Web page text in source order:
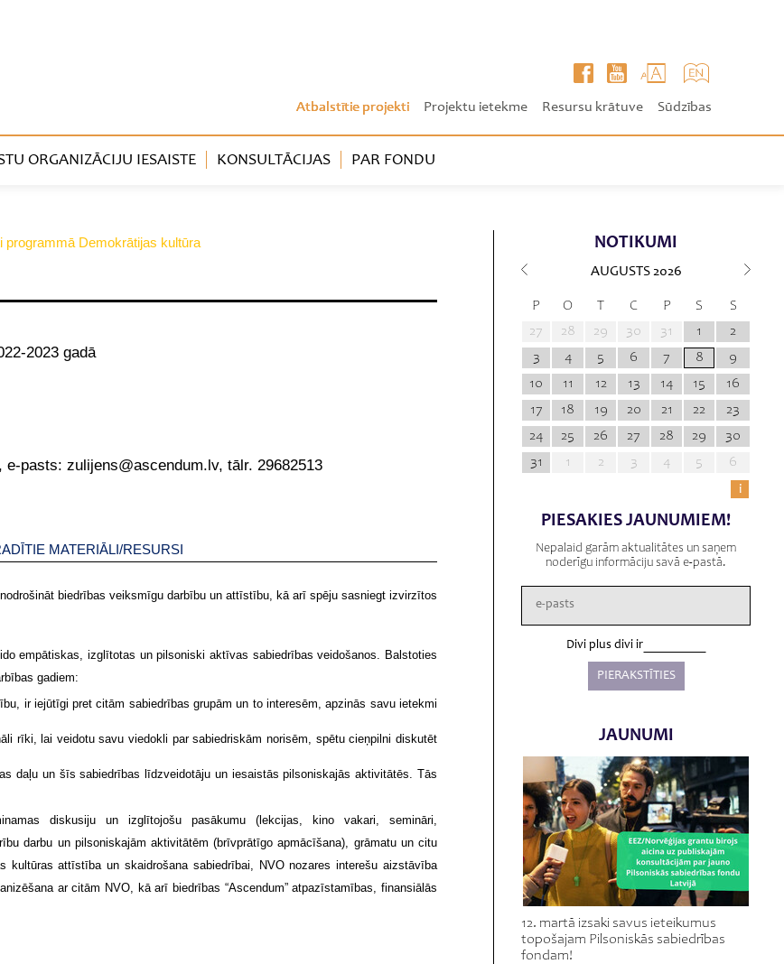
Atbalstītie projekti Projektu ietekme Resursu krātuve Sūdzības
ORGANIZĀCIJU IESAISTE KONSULTĀCIJAS PAR FONDU
programmā Demokrātijas kultūra
2023 gadā
pasts: zulijens@ascendum.lv, tālr. 29682513
MATERIĀLI/RESURSI
biedrības veiksmīgu darbību un attīstību, kā arī spēju sasniegt izvirzītos
empātiskas, izglītotas un pilsoniski aktīvas sabiedrības veidošanos. Balstoties
gadiem:
ir iejūtīgi pret citām sabiedrības grupām un to interesēm, apzinās savu ietekmi
rīki, lai veidotu savu viedokli par sabiedriskām norisēm, spētu cieņpilni diskutēt
daļu un šīs sabiedrības līdzveidotāju un iesaistās pilsoniskajās aktivitātēs. Tās
diskusiju un izglītojošu pasākumu (lekcijas, kino vakari, semināri,
darbu un pilsoniskajām aktivitātēm (brīvprātīgo apmācīšana), grāmatu un citu
kultūras attīstība un skaidrošana sabiedrībai, NVO nozares interešu aizstāvība
ar citām NVO, kā arī biedrības “Ascendum” atpazīstamības, finansiālās
NOTIKUMI
AUGUSTS 2026
P O T C P S
S
27
28 29 30 31 1
2
3
4 5 6 7 8
9
10
11 12 13 14 15
16
17
18 19 20 21 22
23
24
25 26 27 28 29
30
31
1 2 3 4 5
6
i
PIESAKIES JAUNUMIEM!
Nepalaid garām aktualitātes un saņem
noderīgu informāciju savā e-pastā.
Divi plus divi ir
JAUNUMI
12. martā izsaki savus ieteikumus
topošajam Pilsoniskās sabiedrības
fondam!